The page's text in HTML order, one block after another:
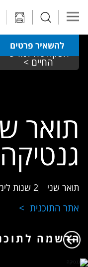
להשאיר פרטים
הפקולטה למדעי
החיים >
תואר
גנטיקה
תואר שני 2 שנות לימוד
אתר התוכנית
הרשמה